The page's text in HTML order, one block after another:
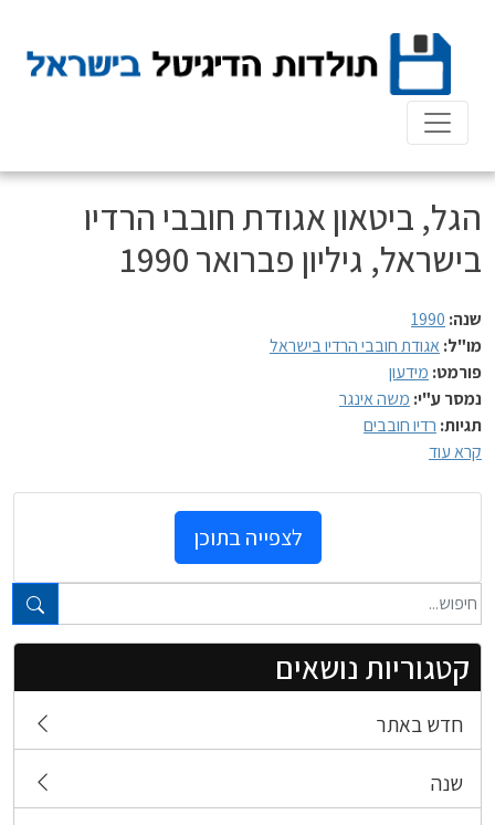
content
טקסט חופשי...
קטגוריות נושאים
חדש באתר
שנה
הגל, ביטאון אגודת חובבי הרדיו
בישראל, גיליון פברואר 1990
שנה: 1990
מו"ל: אגודת חובבי הרדיו בישראל
פורמט: מידעון
נמסר ע"י: משה אינגר
תגיות: רדיו חובבים
קרא עוד
לצפייה בתוכן